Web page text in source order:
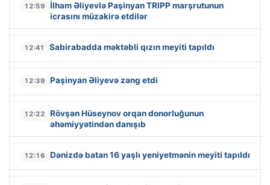
12:59
İlham Əliyevlə Paşinyan TRIPP marşrutunun
icrasını müzakirə etdilər
12:41 Sabirabadda məktəbli qızın meyiti tapıldı
12:39 Paşinyan Əliyevə zəng etdi
12:22
Rövşən Hüseynov orqan donorluğunun
əhəmiyyətindən danışıb
12:16 Dənizdə batan 16 yaşlı yeniyetmənin meyiti tapıldı